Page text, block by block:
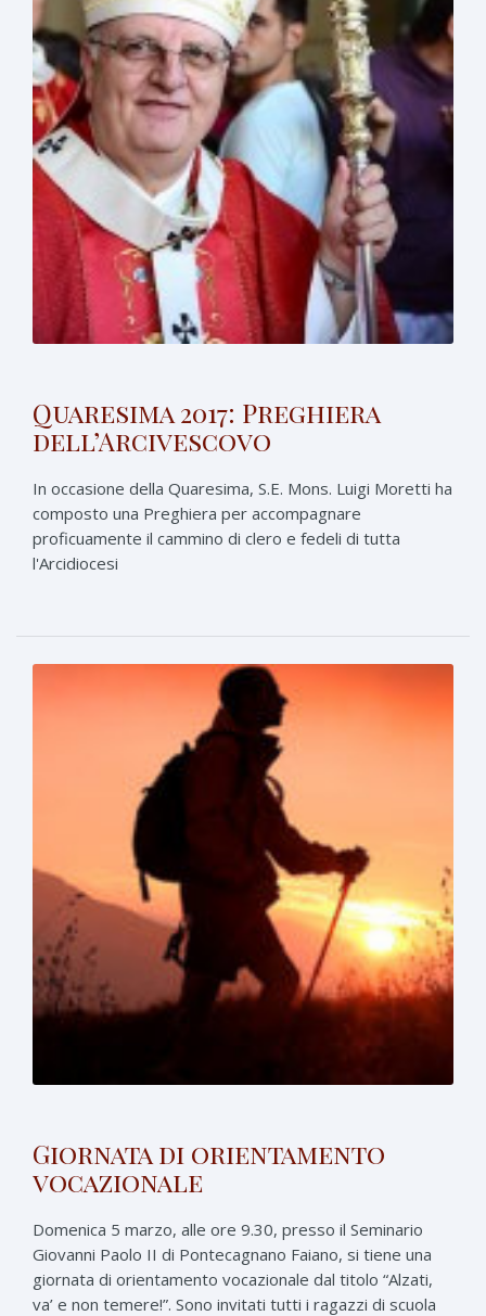
Quaresima 2017: Preghiera
dell’Arcivescovo
In occasione della Quaresima, S.E. Mons. Luigi Moretti ha
composto una Preghiera per accompagnare
proficuamente il cammino di clero e fedeli di tutta
l'Arcidiocesi
Giornata di orientamento
vocazionale
Domenica 5 marzo, alle ore 9.30, presso il Seminario
Giovanni Paolo II di Pontecagnano Faiano, si tiene una
giornata di orientamento vocazionale dal titolo “Alzati,
va’ e non temere!”. Sono invitati tutti i ragazzi di scuola